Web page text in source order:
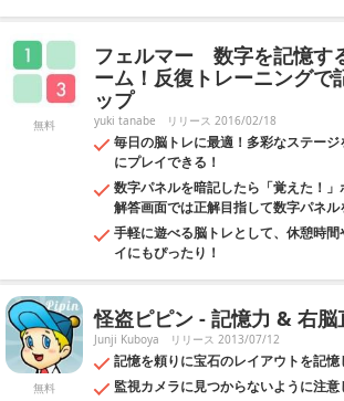
無料
フェルマー 数字を記憶す
ーム！反復トレーニングで
ップ
yuki tanabe リリース 2016/02/18
毎日の脳トレに最適！多彩なステー
にプレイできる！
数字パネルを暗記したら「覚えた！」
解答画面では正解目指して数字パネル
手軽に遊べる脳トレとして、休憩時
イにもぴったり！
無料
怪盗ピピン - 記憶力 & 右脳
Junji Kuboya リリース 2013/07/12
記憶を頼りに宝石のレイアウトを記憶
監視カメラに見つからないように注意